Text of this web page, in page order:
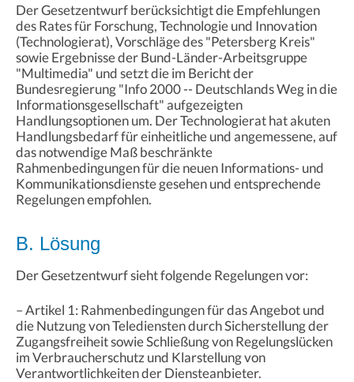
Der Gesetzentwurf berücksichtigt die Empfehlungen
des Rates für Forschung, Technologie und Innovation
(Technologierat), Vorschläge des "Petersberg Kreis"
sowie Ergebnisse der Bund-Länder-Arbeitsgruppe
"Multimedia" und setzt die im Bericht der
Bundesregierung "Info 2000 -- Deutschlands Weg in die
Informationsgesellschaft" aufgezeigten
Handlungsoptionen um. Der Technologierat hat akuten
Handlungsbedarf für einheitliche und angemessene, auf
das notwendige Maß beschränkte
Rahmenbedingungen für die neuen Informations- und
Kommunikationsdienste gesehen und entsprechende
Regelungen empfohlen.
B. Lösung
Der Gesetzentwurf sieht folgende Regelungen vor:
– Artikel 1: Rahmenbedingungen für das Angebot und
die Nutzung von Telediensten durch Sicherstellung der
Zugangsfreiheit sowie Schließung von Regelungslücken
im Verbraucherschutz und Klarstellung von
Verantwortlichkeiten der Diensteanbieter.